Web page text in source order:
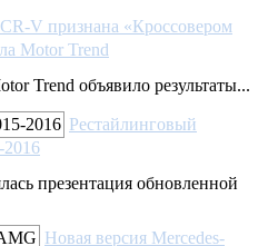
V признана «Кроссовером
Motor Trend
Trend объявило результаты...
Рестайлинговый
2016
презентация обновленной
Новая версия Mercedes-